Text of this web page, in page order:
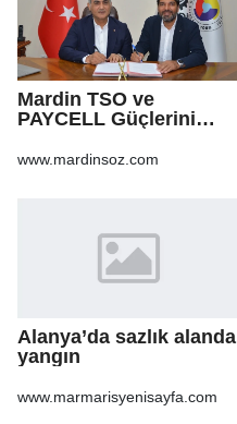
Mardin TSO ve
PAYCELL Güçlerini
www.mardinsoz.com
Alanya’da sazlık alanda
yangın
www.marmarisyenisayfa.com